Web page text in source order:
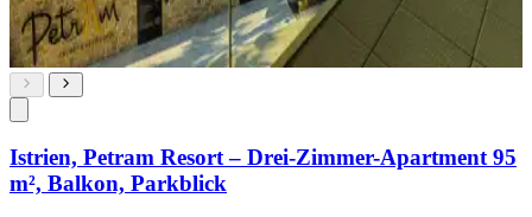
Istrien, Petram Resort – Drei-Zimmer-Apartment 95
m², Balkon, Parkblick